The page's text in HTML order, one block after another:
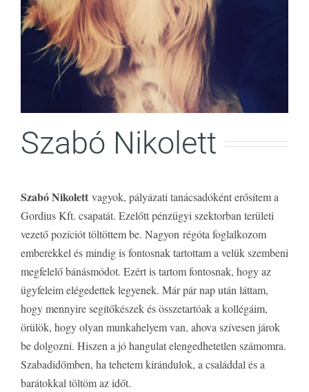
Szabó Nikolett
Szabó Nikolettvagyok, pályázati tanácsadóként erősítem a
Gordius Kft. csapatát. Ezelőtt pénzügyi szektorban területi
vezető pozíciót töltöttem be. Nagyon régóta foglalkozom
emberekkel és mindig is fontosnak tartottam a velük szembeni
megfelelő bánásmódot. Ezért is tartom fontosnak, hogy az
ügyfeleim elégedettek legyenek. Már pár nap után láttam,
hogy mennyire segítőkészek és összetartóak a kollégáim,
örülök, hogy olyan munkahelyem van, ahova szívesen járok
be dolgozni. Hiszen a jó hangulat elengedhetetlen számomra.
Szabadidőmben, ha tehetem kirándulok, a családdal és a
barátokkal töltöm az időt.